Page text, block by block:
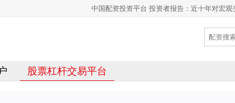
中国配资投资平台 投资者报告：近十年对宏
股票杠杆交易平台